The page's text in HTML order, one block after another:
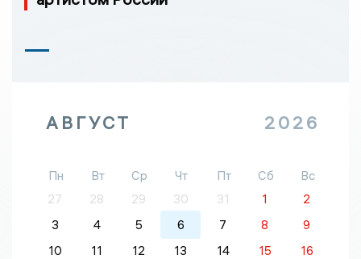
АВГУСТ 2026
Пн Вт Ср Чт Пт Сб
Вс
27
28 29 30 31 1
2
3
4 5 6 7 8
9
10
11 12 13 14 15
16